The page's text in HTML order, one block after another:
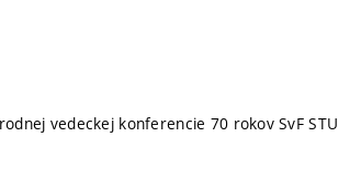
vedeckej konferencie 70 rokov SvF STU